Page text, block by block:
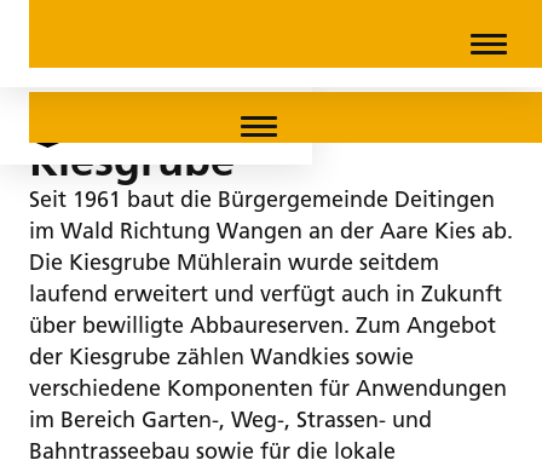
Kiesgrube
Seit 1961 baut die Bürgergemeinde Deitingen
im Wald Richtung Wangen an der Aare Kies ab.
Die Kiesgrube Mühlerain wurde seitdem
laufend erweitert und verfügt auch in Zukunft
über bewilligte Abbaureserven. Zum Angebot
der Kiesgrube zählen Wandkies sowie
verschiedene Komponenten für Anwendungen
im Bereich Garten-, Weg-, Strassen- und
Bahntrasseebau sowie für die lokale